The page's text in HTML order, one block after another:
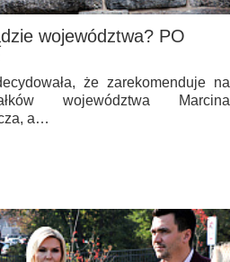
województwa? PO
że zarekomenduje na
województwa Marcina
a…